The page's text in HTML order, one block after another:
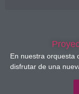
En nuestra orquesta
disfrutar de una